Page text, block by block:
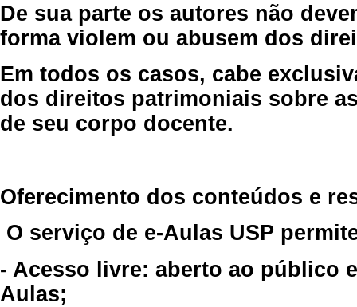
De sua parte os autores não
forma violem ou abusem dos
Em todos os casos, cabe
dos direitos patrimoniais sobre
de seu corpo docente.
Oferecimento dos conteúdos e
O serviço de e-Aulas USP
- Acesso livre: aberto ao público
Aulas;